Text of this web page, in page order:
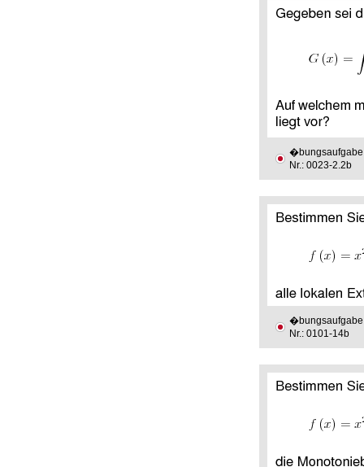
�bungsaufgabe
Nr.: 0023-2.2b
�bungsaufgabe
Nr.: 0101-14b